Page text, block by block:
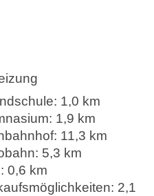
1,0 km
1,9 km
11,3 km
5,3 km
0,6 km
2,1